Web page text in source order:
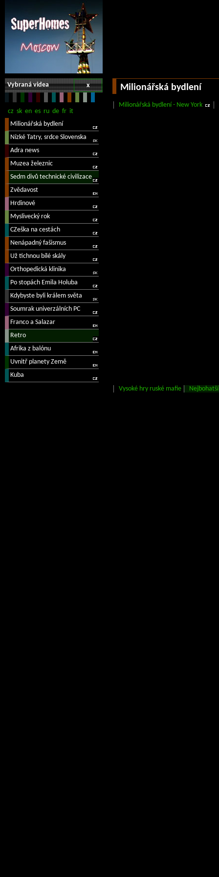
x
Vybraná videa Milionářská bydlení
Milionářská bydlení - New York
Vysoké hry ruské mafie